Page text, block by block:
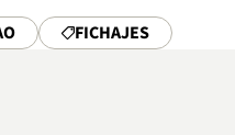
FICHAJES